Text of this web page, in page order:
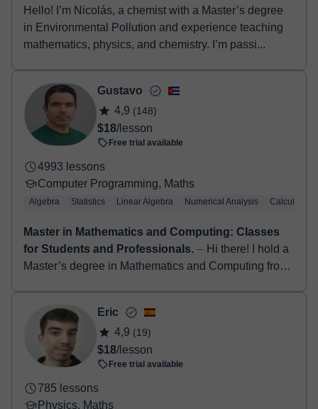
Hello! I’m Nicolás, a chemist with a Master’s degree
in Environmental Pollution and experience teaching
mathematics, physics, and chemistry. I’m passi...
Gustavo
4,9 (148)
$18/lesson
Free trial available
4993 lessons
Computer Programming, Maths
Algebra Statistics Linear Algebra Numerical Analysis Calculus
Master in Mathematics and Computing: Classes
for Students and Professionals. ⏤ Hi there! I hold a
Master’s degree in Mathematics and Computing from
Eric
4,9 (19)
$18/lesson
Free trial available
785 lessons
Physics, Maths